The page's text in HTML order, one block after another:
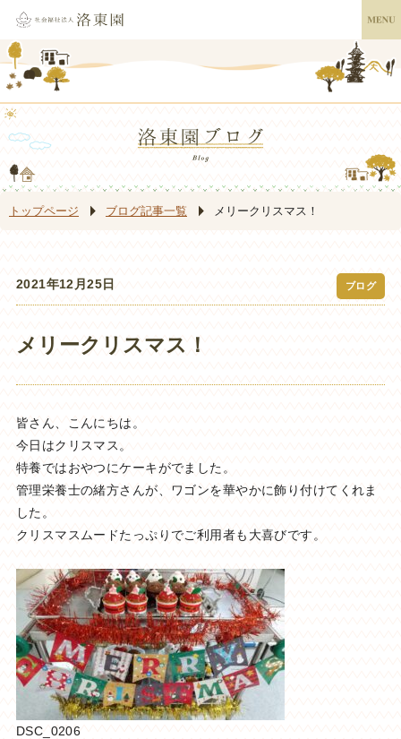
トップページ ブログ記事一覧 メリークリスマス！
2021年12月25日 ブログ
メリークリスマス！
皆さん、こんにちは。
今日はクリスマス。
特養ではおやつにケーキがでました。
管理栄養士の緒方さんが、ワゴンを華やかに飾り付けてくれま
した。
クリスマスムードたっぷりでご利用者も大喜びです。
DSC_0206